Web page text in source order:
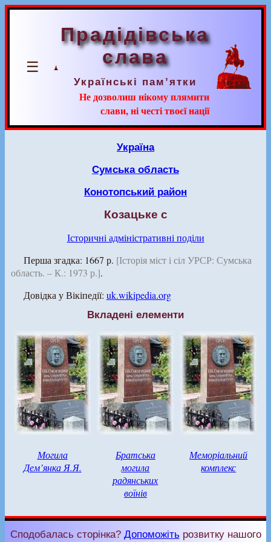
☰
Прадідівська
слава
Українські пам’ятки
Не дозволиш нікому плямити
слави, ні честі твоєї нації
Україна
Сумська область
Конотопський район
Козацьке с
Історичні адміністративні поділи
Перша згадка: 1667 р. [Історія міст і сіл УРСР: Сумська
область. – К.: 1973 р.].
Довідка у Вікіпедії: uk.wikipedia.org
Вкладені елементи
Могила
Дем’янка Я.Я.
Братська
могила
радянських
воїнів
Меморіальний
комплекс
Сподобалась сторінка? Допоможітьрозвитку нашого